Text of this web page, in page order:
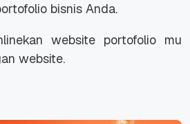
bisnis Anda.
website portofolio mu
website.